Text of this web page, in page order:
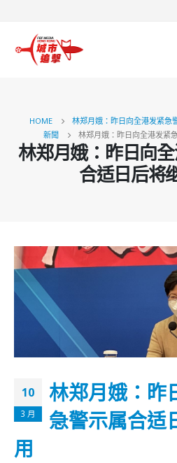
HOME
林郑月娥：昨日向全港发紧急
新聞
林郑月娥：昨日向全港发紧
林郑月娥：昨日向
合适日后将
10
3 月
林郑月娥：昨
急警示属合适
用